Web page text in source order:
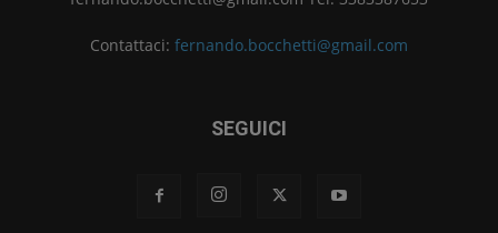
Contattaci: fernando.bocchetti@gmail.com
SEGUICI